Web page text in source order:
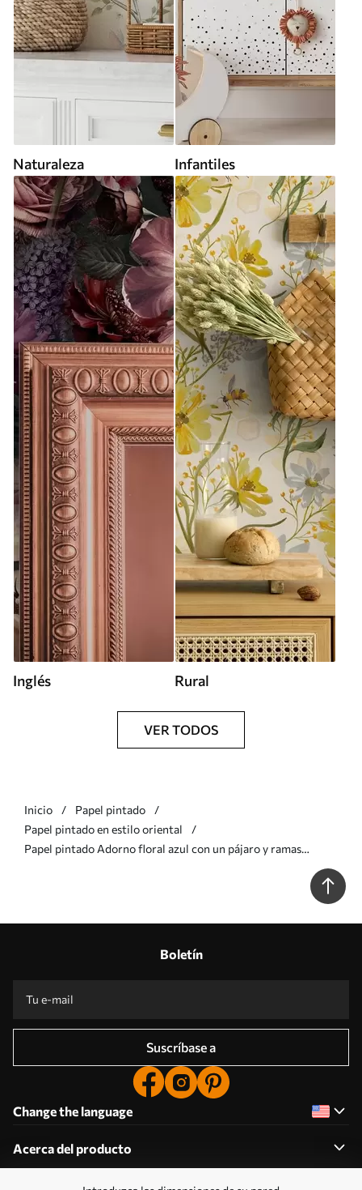
Naturaleza Infantiles
Inglés Rural
VER TODOS
Inicio
Papel pintado
Papel pintado en estilo oriental
Papel pintado Adorno floral azul con un pájaro y ramas
Boletín
Suscríbase a
Change the language
Acerca del producto